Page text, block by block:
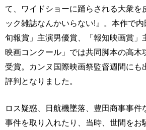
て、ワイドショーに踊らされる大衆を
ック雑誌なんかいらない!』。本作で
旬報賞」主演男優賞、「報知映画賞」
映画コンクール」では共同脚本の高木
受賞。カンヌ国際映画祭監督週間にも
評判となりました。
ロス疑惑、日航機墜落、豊田商事事件
事件を取り入れたり、当時、世間をお